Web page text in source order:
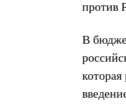
против
В